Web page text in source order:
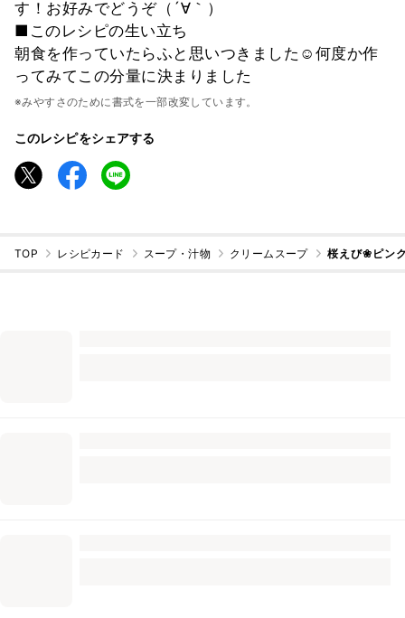
す！お好みでどうぞ（´∀｀）
■このレシピの生い立ち
朝食を作っていたらふと思いつきました☺何度か作
ってみてこの分量に決まりました
※みやすさのために書式を一部改変しています。
このレシピをシェアする
TOP レシピカード スープ・汁物 クリームスープ 桜えび❀ピン